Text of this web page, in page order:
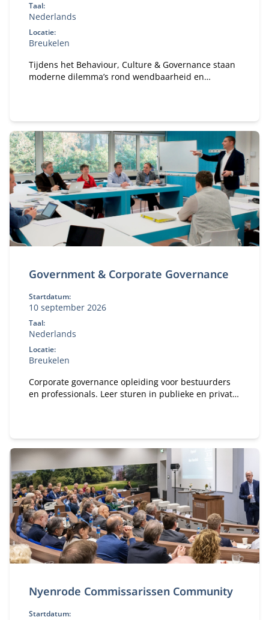
Taal:
Nederlands
Locatie:
Breukelen
Tijdens het Behaviour, Culture & Governance staan
moderne dilemma’s rond wendbaarheid en
Government & Corporate Governance
Startdatum:
10 september 2026
Taal:
Nederlands
Locatie:
Breukelen
Corporate governance opleiding voor bestuurders
en professionals. Leer sturen in publieke en private
Nyenrode Commissarissen Community
Startdatum: